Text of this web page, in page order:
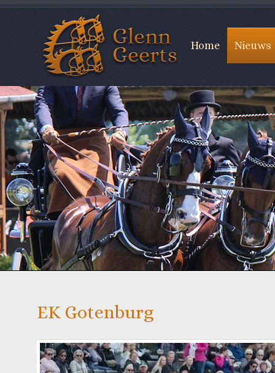
Home Nieuws
EK Gotenburg